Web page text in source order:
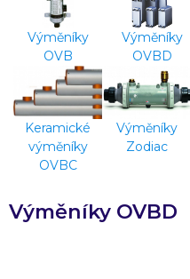
Výměníky
OVB
Výměníky
OVBD
Keramické
výměníky
OVBC
Výměníky
Zodiac
Výměníky OVBD